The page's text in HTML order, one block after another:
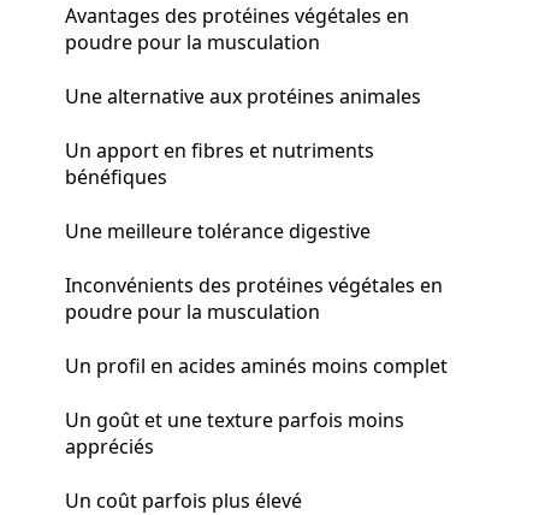
Avantages des protéines végétales en
poudre pour la musculation
Une alternative aux protéines animales
Un apport en fibres et nutriments
bénéfiques
Une meilleure tolérance digestive
Inconvénients des protéines végétales en
poudre pour la musculation
Un profil en acides aminés moins complet
Un goût et une texture parfois moins
appréciés
Un coût parfois plus élevé